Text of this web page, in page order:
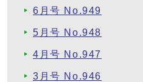
6月号 No.949
5月号 No.948
4月号 No.947
3月号 No.946